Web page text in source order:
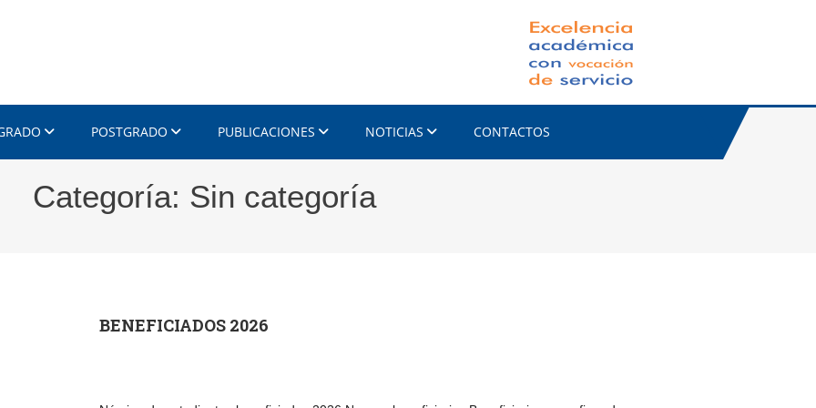
POSTGRADO PUBLICACIONES NOTICIAS CONTACTOS
Categoría: Sin categoría
BENEFICIADOS 2026